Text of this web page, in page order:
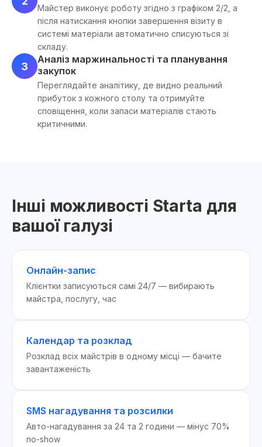
Майстер виконує роботу згідно з графіком 2/2, а
після натискання кнопки завершення візиту в
системі матеріали автоматично списуються зі
складу.
3
Аналіз маржинальності та планування
закупок
Переглядайте аналітику, де видно реальний
прибуток з кожного столу та отримуйте
сповіщення, коли запаси матеріалів стають
критичними.
Інші можливості Starta для
вашої галузі
Онлайн-запис
Клієнтки записуються самі 24/7 — вибирають
майстра, послугу, час
Календар та розклад
Розклад всіх майстрів в одному місці — бачите
завантаженість
SMS нагадування та розсилки
Авто-нагадування за 24 та 2 години — мінус 70%
no-show